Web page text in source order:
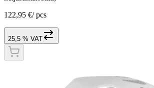
122,95 €/ pcs
25,5 % VAT